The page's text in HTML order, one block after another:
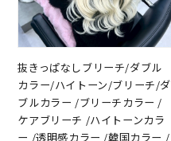
抜きっぱなしブリーチ/ダブル
カラー/ハイトーン/ブリーチ/ダ
ブルカラー /ブリーチカラー /
ケアブリーチ /ハイトーンカラ
ー /透明感カラー /韓国カラー /